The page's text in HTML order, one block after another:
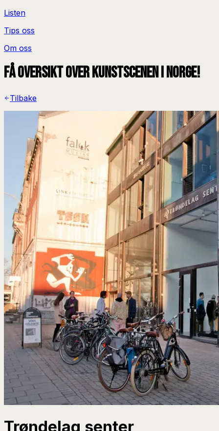
Listen
Tips oss
Om oss
Få oversikt over kunstscenen i Norge!
Tilbake
Trøndelag senter